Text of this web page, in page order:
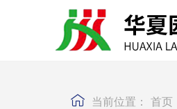
当前位置： 首页